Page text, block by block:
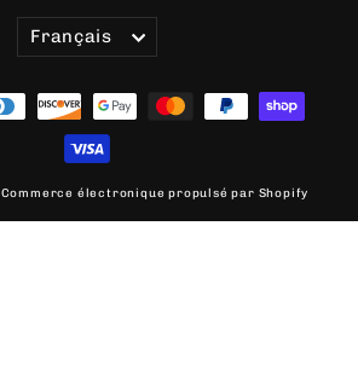
LANGUE
Français
Commerce électronique propulsé par Shopify